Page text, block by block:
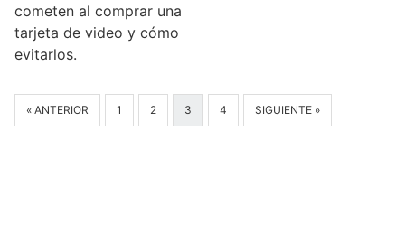
cometen al comprar una
tarjeta de video y cómo
evitarlos.
« ANTERIOR 1 2 3 4 SIGUIENTE »